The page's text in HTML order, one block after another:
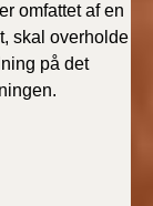
omfattet af en
skal overholde
på det